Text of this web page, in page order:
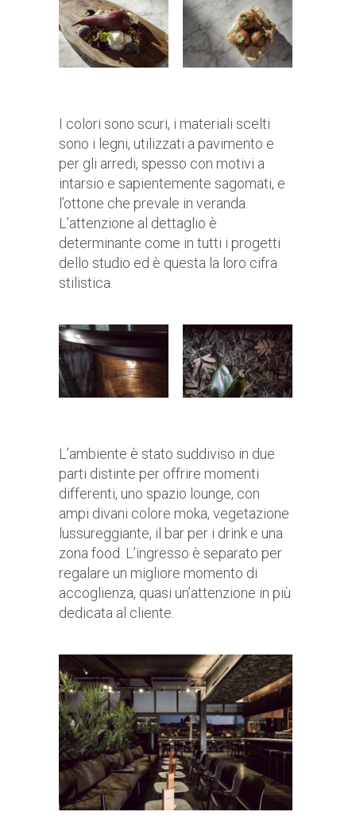
I colori sono scuri, i materiali scelti
sono i legni, utilizzati a pavimento e
per gli arredi, spesso con motivi a
intarsio e sapientemente sagomati, e
l’ottone che prevale in veranda.
L’attenzione al dettaglio è
determinante come in tutti i progetti
dello studio ed è questa la loro cifra
stilistica.
L’ambiente è stato suddiviso in due
parti distinte per offrire momenti
differenti, uno spazio lounge, con
ampi divani colore moka, vegetazione
lussureggiante, il bar per i drink e una
zona food. L’ingresso è separato per
regalare un migliore momento di
accoglienza, quasi un’attenzione in più
dedicata al cliente.